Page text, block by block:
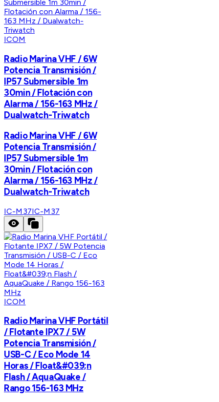
ICOM
Radio Marina VHF / 6W
Potencia Transmisión /
IP57 Submersible 1m
30min / Flotación con
Alarma / 156-163 MHz /
Dualwatch-Triwatch
Radio Marina VHF / 6W
Potencia Transmisión /
IP57 Submersible 1m
30min / Flotación con
Alarma / 156-163 MHz /
Dualwatch-Triwatch
IC-M37IC-M37
ICOM
Radio Marina VHF Portátil
/ Flotante IPX7 / 5W
Potencia Transmisión /
USB-C / Eco Mode 14
Horas / Float&#039;n
Flash / AquaQuake /
Rango 156-163 MHz